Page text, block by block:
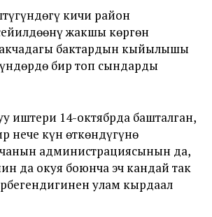
кичи район
жакшы көргөн
бактардын кыйылышы
бир топ сындарды
иштери 14-октябрда башталган,
нече күн өткөндүгүнө
администрациясынын да,
да окуя боюнча эч кандай так
улам кырдаал